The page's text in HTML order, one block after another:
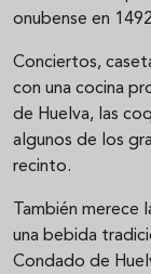
onubense en
Conciertos,
con una cocina
de Huelva, las
algunos de los
recinto.
También merece
una bebida
Condado de